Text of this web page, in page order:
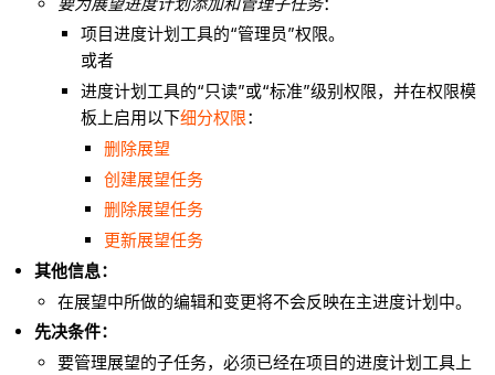
项目进度计划工具的“管理员”权限。
或者
进度计划工具的“只读”或“标准”级别权限，并在权限模
板上启用以下细分权限：
删除展望
创建展望任务
删除展望任务
更新展望任务
其他信息：
在展望中所做的编辑和变更将不会反映在主进度计划中。
先决条件：
要管理展望的子任务，必须已经在项目的进度计划工具上